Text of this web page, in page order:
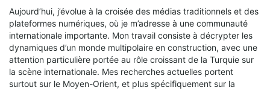
Aujourd’hui, j’évolue à la croisée des médias traditionnels et des
plateformes numériques, où je m’adresse à une communauté
internationale importante. Mon travail consiste à décrypter les
dynamiques d’un monde multipolaire en construction, avec une
attention particulière portée au rôle croissant de la Turquie sur
la scène internationale. Mes recherches actuelles portent
surtout sur le Moyen-Orient, et plus spécifiquement sur la